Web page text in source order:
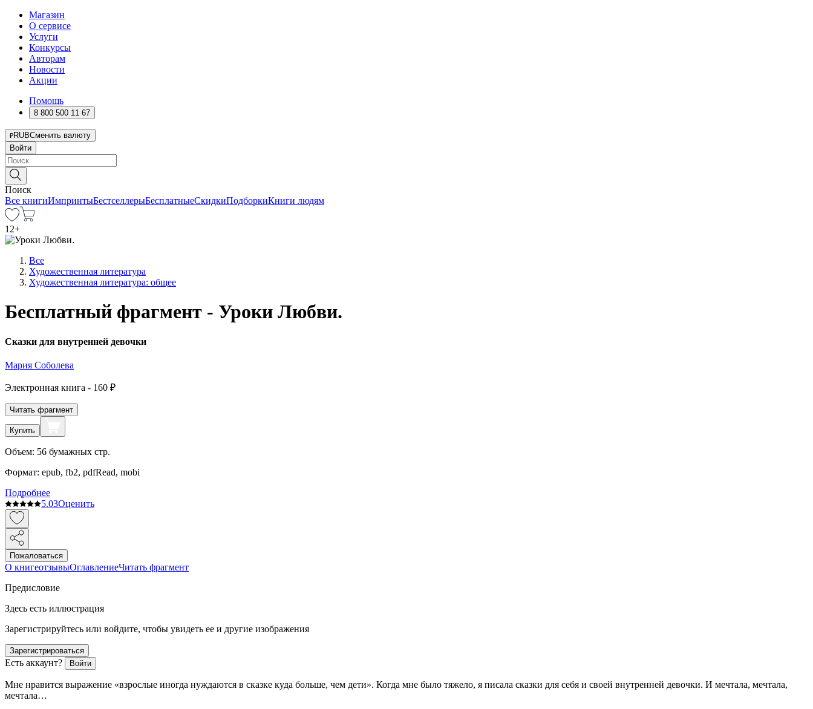
Магазин
О сервисе
Услуги
Конкурсы
Авторам
Новости
Акции
Помощь
8 800 500 11 67
RUBСменить валюту
Войти
Поиск
Все книгиИмпринтыБестселлерыБесплатныеСкидкиПодборкиКниги людям
12+
Все
Художественная литература
Художественная литература: общее
Бесплатный фрагмент - Уроки Любви.
Сказки для внутренней девочки
Мария Соболева
Электронная книга - 160 ₽
Читать фрагмент
Купить
Объем: 56 бумажных стр.
Формат: epub, fb2, pdfRead, mobi
Подробнее
5.03Оценить
Пожаловаться
О книгеотзывыОглавлениеЧитать фрагмент
Предисловие
Здесь есть иллюстрация
Зарегистрируйтесь или войдите, чтобы увидеть ее и другие изображения
Зарегистрироваться
Есть аккаунт? Войти
Мне нравится выражение «взрослые иногда нуждаются в сказке куда больше, чем дети». Когда мне было тяжело, я писала сказки для себя и своей внутренней девочки. И мечтала, мечтала,
мечтала…